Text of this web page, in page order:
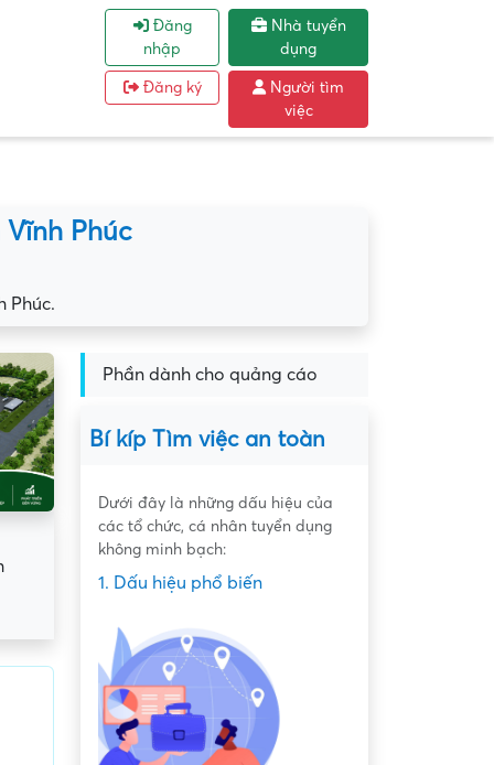
Đăng
nhập
Đăng ký
Nhà tuyển
dụng
Người tìm
việc
Phúc
Phúc.
Phần dành cho quảng cáo
Bí kíp Tìm việc an toàn
Dưới đây là những dấu hiệu của
các tổ chức, cá nhân tuyển dụng
không minh bạch:
1. Dấu hiệu phổ biến